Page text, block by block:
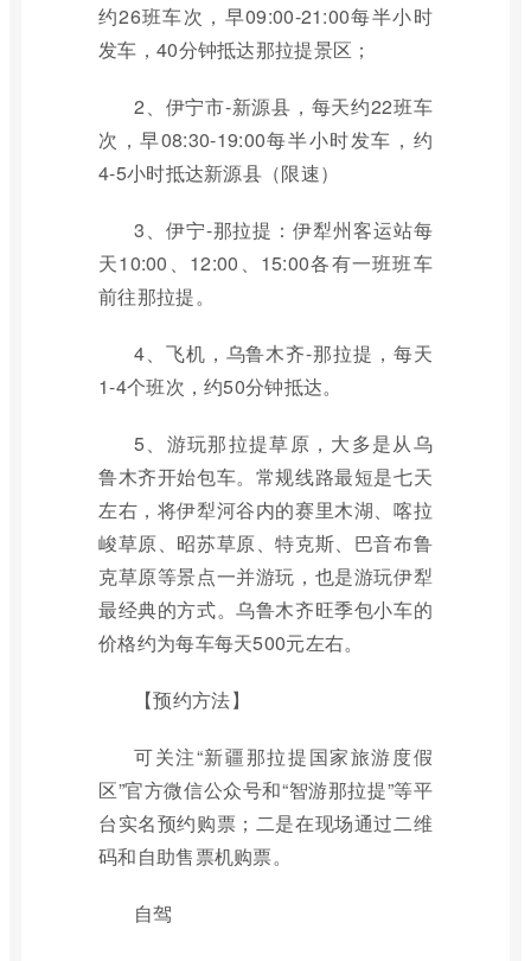
约26班车次，早09:00-21:00每半小时
发车，40分钟抵达那拉提景区；
2、伊宁市-新源县，每天约22班车
次，早08:30-19:00每半小时发车，约
4-5小时抵达新源县（限速）
3、伊宁-那拉提：伊犁州客运站每
天10:00、12:00、15:00各有一班班车
前往那拉提。
4、飞机，乌鲁木齐-那拉提，每天
1-4个班次，约50分钟抵达。
5、游玩那拉提草原，大多是从乌
鲁木齐开始包车。常规线路最短是七天
左右，将伊犁河谷内的赛里木湖、喀拉
峻草原、昭苏草原、特克斯、巴音布鲁
克草原等景点一并游玩，也是游玩伊犁
最经典的方式。乌鲁木齐旺季包小车的
价格约为每车每天500元左右。
【预约方法】
可关注“新疆那拉提国家旅游度假
区”官方微信公众号和“智游那拉提”等平
台实名预约购票；二是在现场通过二维
码和自助售票机购票。
自驾